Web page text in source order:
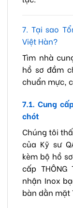
7. Tại sao
Việt Hàn?
Tìm nhà
hồ sơ đầm
chuẩn mực,
7.1. Cung
chót
Chúng tôi
của Kỹ sư
kèm bộ hồ
cấp
nhận Inox
bàn dằn mặt